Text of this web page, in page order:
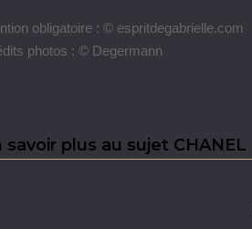
obligatoire : © espritdegabrielle.com
photos : © Degermann
savoir plus au sujet CHANEL